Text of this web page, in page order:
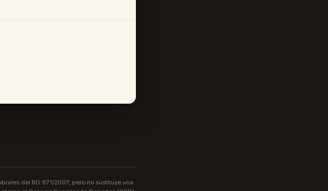
del RD 971/2007, pero no sustituye una